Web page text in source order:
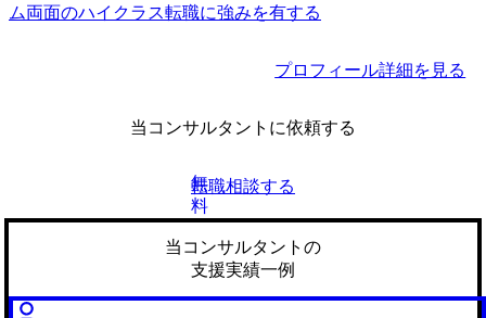
ム両面のハイクラス転職に強みを有する
プロフィール詳細を見る
当コンサルタントに依頼する
無
料
転職相談する
当コンサルタントの
支援実績一例